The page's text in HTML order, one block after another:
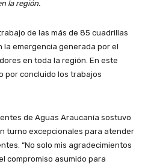
la región.
de las más de 85 cuadrillas
emergencia generada por el
en toda la región. En este
por concluido los trabajos
de Aguas Araucanía sostuvo
turno excepcionales para atender
“No solo mis agradecimientos
compromiso asumido para